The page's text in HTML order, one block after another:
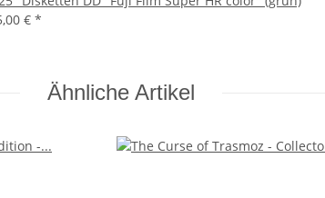
€ *
Ähnliche Artikel